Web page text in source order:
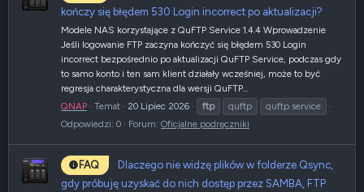
kończy się błędem 530 Login incorrect po aktualizacji?
Modele NAS korzystające z QuFTP Service 1.4.4 Wprowadzenie
Jeśli logowanie FTP zaczyna kończyć się błędem 530 Login
incorrect bezpośrednio po aktualizacji QuFTP Service, podczas gdy
to samo konto i ten sam klient działały wcześniej, może to być
regresja charakterystyczna dla wersji QuFTP...
QNAP
Temat 20 Lipiec 2026 ftp quftp
quftp service
Odpowiedzi: 0
Forum: Oficjalne podręczniki
FAQ
Dlaczego nie widzę plików w folderze Qsync,
gdy próbuję uzyskać do nich dostęp przez SAMBA, FTP